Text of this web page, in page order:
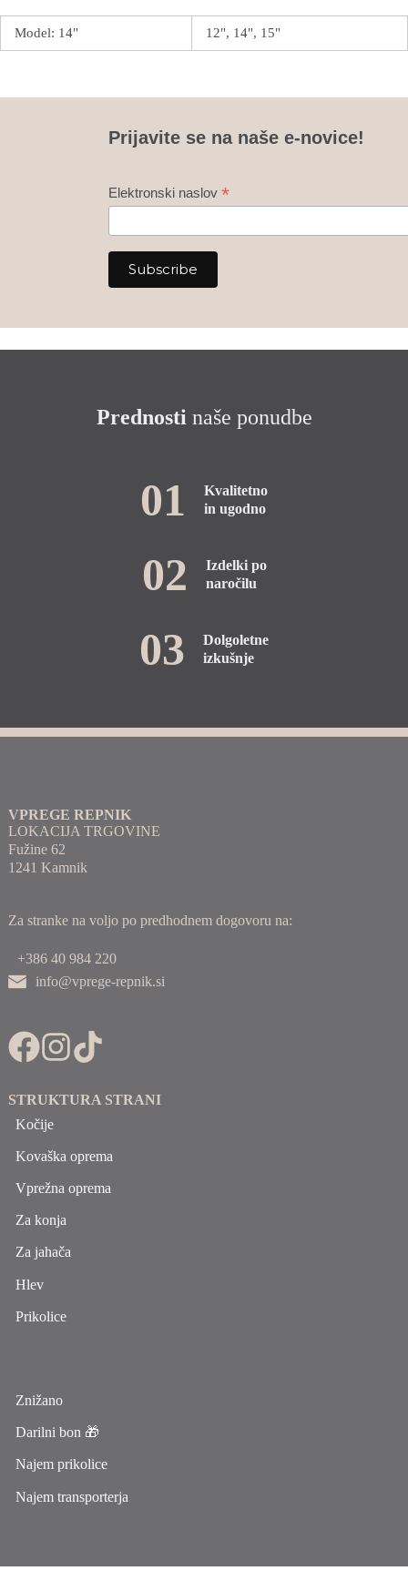
Model: 14" 12", 14", 15"
Prijavite se na naše e-novice!
Elektronski naslov *
Prednostinaše ponudbe
01
Kvalitetno
in ugodno
02
Izdelki po
naročilu
03
Dolgoletne
izkušnje
VPREGE REPNIK
LOKACIJA TRGOVINE
Fužine 62
1241 Kamnik
Za stranke na voljo po predhodnem dogovoru na:
+386 40 984 220
info@vprege-repnik.si
STRUKTURA STRANI
Kočije
Kovaška oprema
Vprežna oprema
Za konja
Za jahača
Hlev
Prikolice
Znižano
Darilni bon 🎁
Najem prikolice
Najem transporterja